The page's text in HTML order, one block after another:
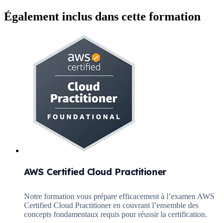
Également inclus dans cette formation
AWS Certified Cloud Practitioner
Notre formation vous prépare efficacement à l’examen AWS
Certified Cloud Practitioner en couvrant l’ensemble des
concepts fondamentaux requis pour réussir la certification.